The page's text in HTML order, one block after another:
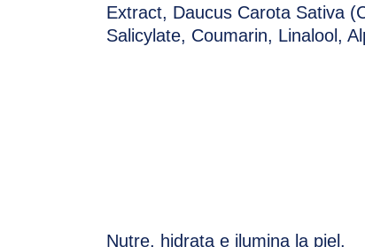
Extract, Daucus Carota Sativa
Salicylate, Coumarin, Linalool,
Nutre, hidrata e ilumina la piel.